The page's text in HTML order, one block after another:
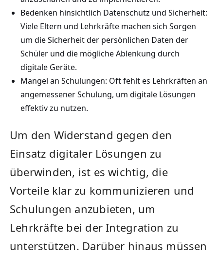
Bedenken hinsichtlich⁣ Datenschutz und Sicherheit:
Viele Eltern ⁤und Lehrkräfte machen sich Sorgen
um die Sicherheit‍ der persönlichen Daten der​
Schüler und die ⁣mögliche Ablenkung ⁣durch
digitale ⁣Geräte.
Mangel an ⁢Schulungen: ‌Oft​ fehlt es‌ Lehrkräften an
angemessener Schulung, um‌ digitale Lösungen
effektiv zu ‍nutzen.
Um den Widerstand ‍gegen den
Einsatz digitaler Lösungen zu
überwinden, ist es wichtig, die
Vorteile klar zu kommunizieren und
Schulungen anzubieten, um
Lehrkräfte bei der Integration ​zu
unterstützen. ​Darüber hinaus müssen